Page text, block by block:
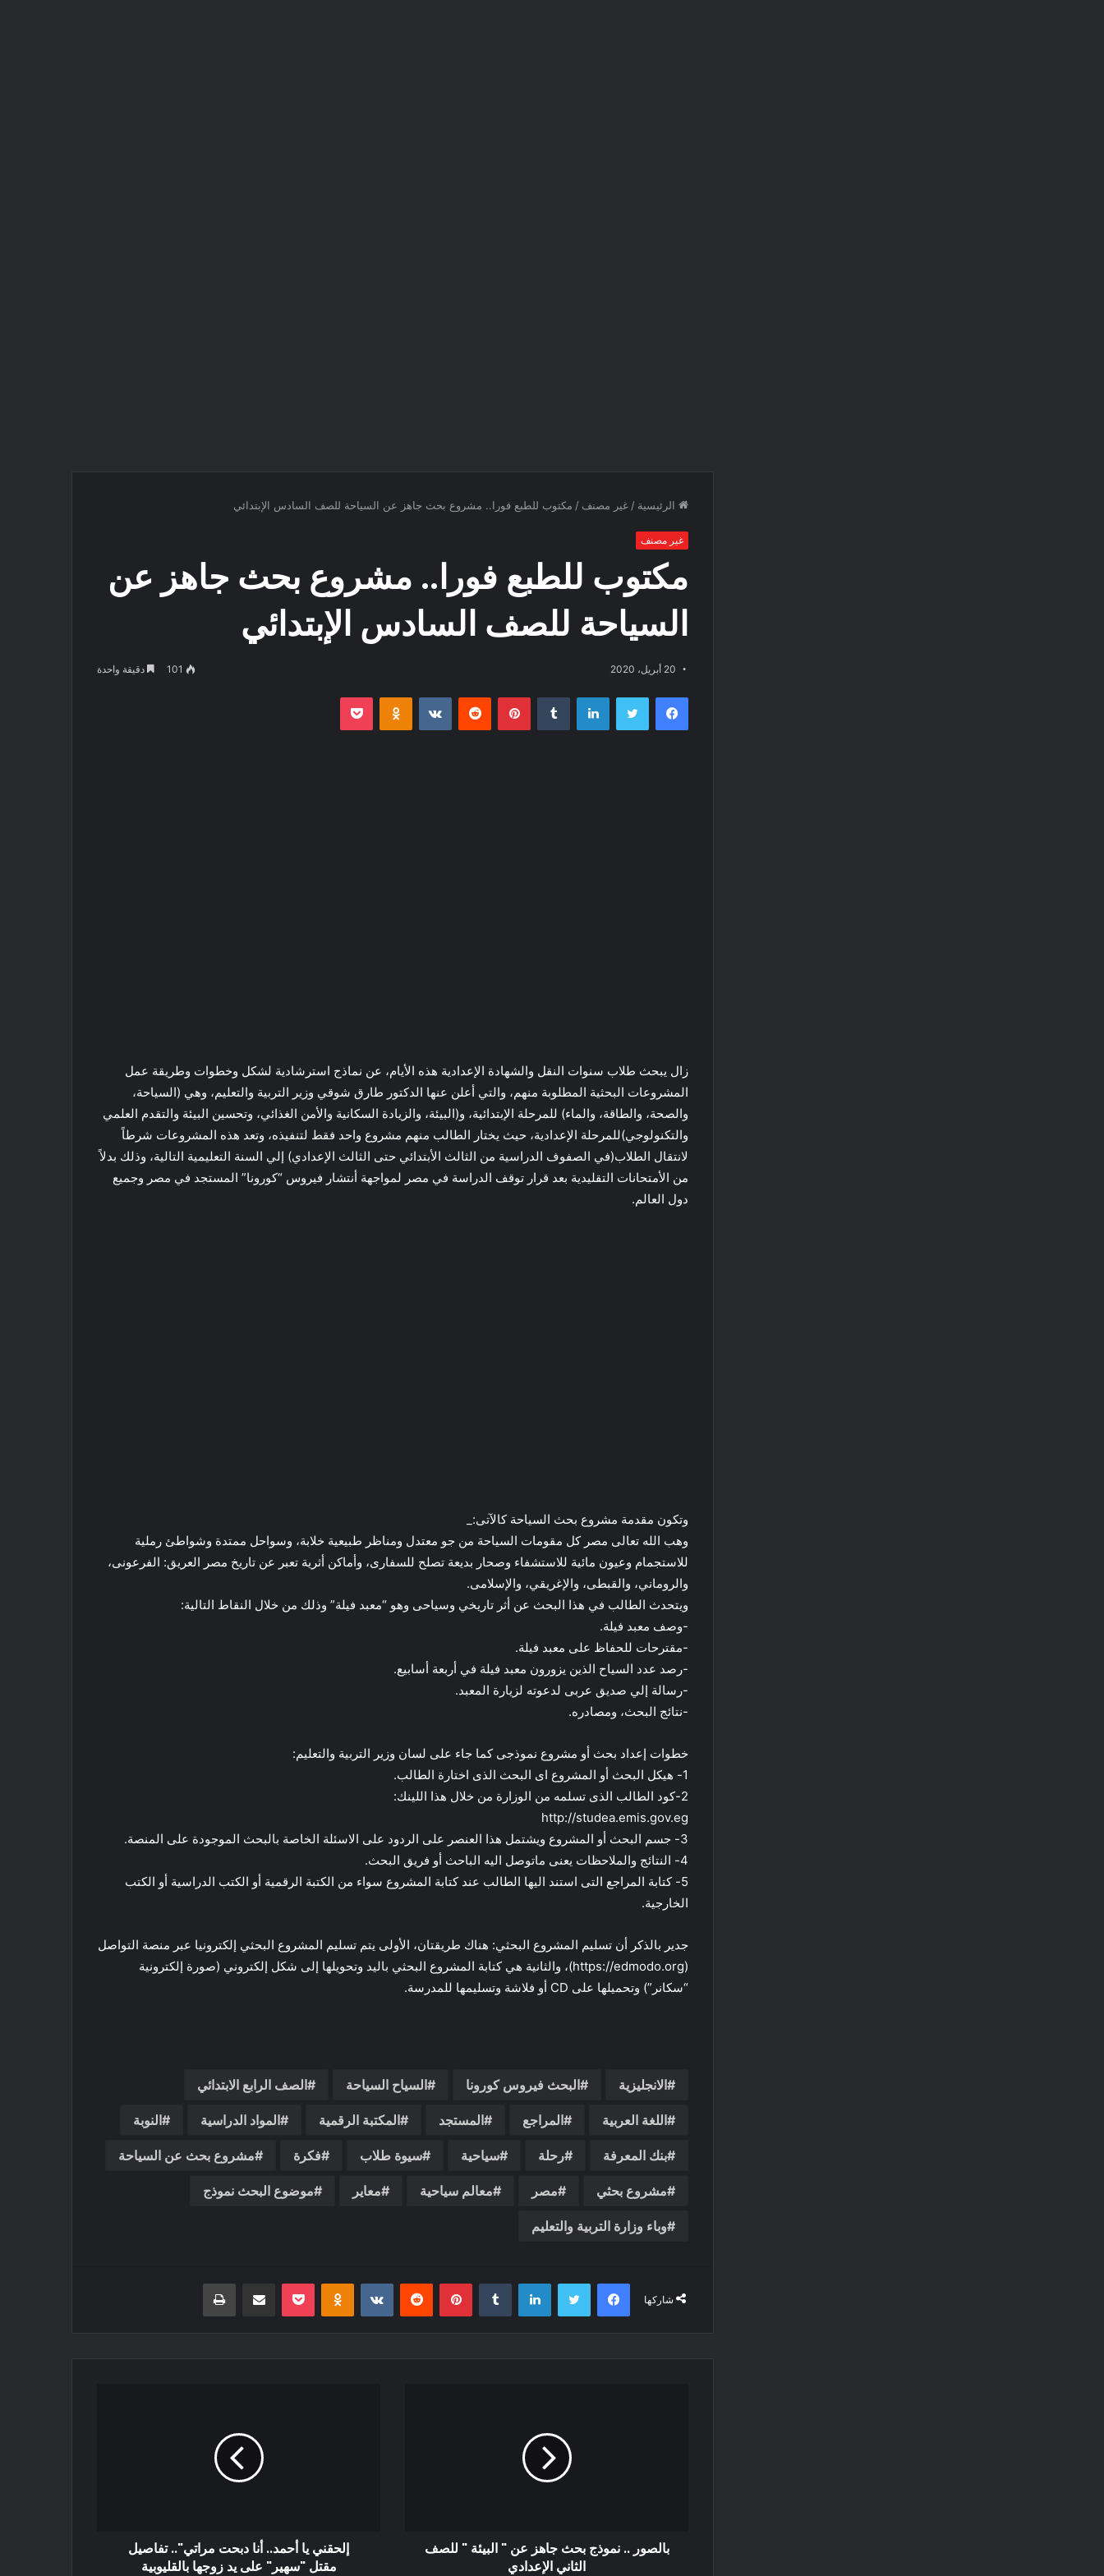
الرئيسية / غير مصنف / مكتوب للطبع فورا.. مشروع بحث جاهز عن السياحة للصف السادس الإبتدائي
غير مصنف
مكتوب للطبع فورا.. مشروع بحث جاهز عن
السياحة للصف السادس الإبتدائي
20 أبريل، 2020 101 دقيقة واحدة
فيسبوك لينكدإن بينتيريست
زال يبحث طلاب سنوات النقل والشهادة الإعدادية هذه الأيام، عن نماذج استرشادية لشكل وخطوات وطريقة عمل
المشروعات البحثية المطلوبة منهم، والتي أعلن عنها الدكتور طارق شوقي وزير التربية والتعليم، وهي (السياحة،
والصحة، والطاقة، والماء) للمرحلة الإبتدائية، و(البيئة، والزيادة السكانية والأمن الغذائي، وتحسين البيئة والتقدم العلمي
والتكنولوجي)للمرحلة الإعدادية، حيث يختار الطالب منهم مشروع واحد فقط لتنفيذه، وتعد هذه المشروعات شرطاً
لانتقال الطلاب(في الصفوف الدراسية من الثالث الأبتدائي حتى الثالث الإعدادي) إلي السنة التعليمية التالية، وذلك بدلاً
من الأمتحانات التقليدية بعد قرار توقف الدراسة في مصر لمواجهة أنتشار فيروس “كورونا” المستجد في مصر وجميع
دول العالم.
وتكون مقدمة مشروع بحث السياحة كالآتى:_
وهب الله تعالى مصر كل مقومات السياحة من جو معتدل ومناظر طبيعية خلابة، وسواحل ممتدة وشواطئ رملية
للاستجمام وعيون مائية للاستشفاء وصحار بديعة تصلح للسفارى، وأماكن أثرية تعبر عن تاريخ مصر العريق: الفرعونى،
والروماني، والقبطى، والإغريقي، والإسلامى.
ويتحدث الطالب في هذا البحث عن أثر تاريخي وسياحى وهو “معبد فيلة” وذلك من خلال النقاط التالية:
-وصف معبد فيلة.
-مقترحات للحفاظ على معبد فيلة.
-رصد عدد السياح الذين يزورون معبد فيلة في أربعة أسابيع.
-رسالة إلي صديق عربى لدعوته لزيارة المعبد.
-نتائج البحث، ومصادره.
خطوات إعداد بحث أو مشروع نموذجى كما جاء على لسان وزير التربية والتعليم:
1- هيكل البحث أو المشروع اى البحث الذى اختارة الطالب.
2-كود الطالب الذى تسلمه من الوزارة من خلال هذا اللينك:
http://studea.emis.gov.eg
3- جسم البحث أو المشروع ويشتمل هذا العنصر على الردود على الاسئلة الخاصة بالبحث الموجودة على المنصة.
4- النتائج والملاحظات يعنى ماتوصل اليه الباحث أو فريق البحث.
5- كتابة المراجع التى استند اليها الطالب عند كتابة المشروع سواء من الكتبة الرقمية أو الكتب الدراسية أو الكتب
الخارجية.
جدير بالذكر أن تسليم المشروع البحثي: هناك طريقتان، الأولى يتم تسليم المشروع البحثي إلكترونيا عبر منصة التواصل
(https://edmodo.org)، والثانية هي كتابة المشروع البحثي باليد وتحويلها إلى شكل إلكتروني (صورة إلكترونية
“سكانر”) وتحميلها على CD أو فلاشة وتسليمها للمدرسة.
الانجليزية البحث فيروس كورونا السياح السياحة الصف الرابع الابتدائي
اللغة العربية المراجع المستجد المكتبة الرقمية المواد الدراسية النوبة
بنك المعرفة رحلة سياحية سيوة طلاب فكرة مشروع بحث عن السياحة
مشروع بحثي مصر معالم سياحية معاير موضوع البحث نموذج
وباء وزارة التربية والتعليم
شاركها
فيسبوك لينكدإن بينتيريست
بالصور .. نموذج بحث جاهز عن " البيئة " للصف
الثاني الإعدادي
إلحقني يا أحمد.. أنا دبحت مراتي".. تفاصيل
مقتل "سهير" على يد زوجها بالقليوبية